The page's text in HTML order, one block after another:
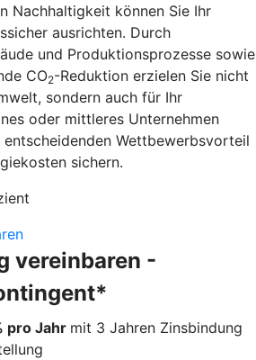
Nachhaltigkeit können Sie Ihr
ausrichten. Durch
und Produktionsprozesse sowie
CO2-Reduktion erzielen Sie nicht
sondern auch für Ihr
oder mittleres Unternehmen
entscheidenden Wettbewerbsvorteil
sichern.
vereinbaren -
pro Jahr mit 3 Jahren Zinsbindung